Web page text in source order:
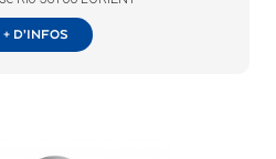
+ d’infos